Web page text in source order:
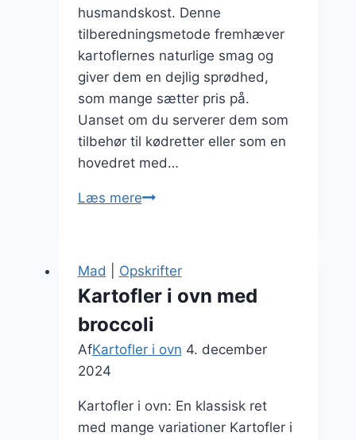
husmandskost. Denne
tilberedningsmetode fremhæver
kartoflernes naturlige smag og
giver dem en dejlig sprødhed,
som mange sætter pris på.
Uanset om du serverer dem som
tilbehør til kødretter eller som en
hovedret med…
Læs mereKartofler
En
grundopskrift
Mad Opskrifter
Kartofler i ovn med
broccoli
AfKartofler i ovn 4. december
2024
Kartofler i ovn: En klassisk ret
med mange variationer Kartofler i